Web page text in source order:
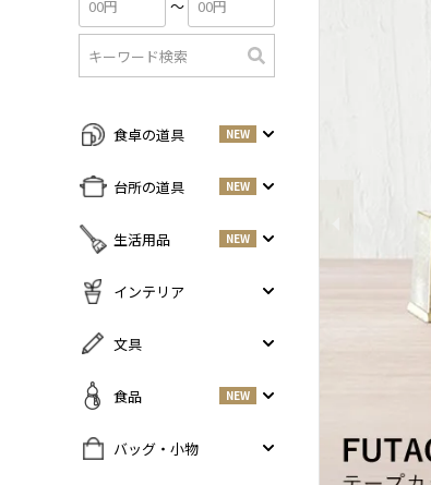
〜
検
食卓の道具 NEW
すべての商品をみる
丼・小鉢
グラス・タンブラー
NEW
トレイ・コースター・鍋しき
お弁当グッズ
台所の道具 NEW
すべての商品をみる
鍋・フライパン
NEW
調理器具
保存容器
その他キッチンツール
生活用品 NEW
すべての商品をみる
美容ケア
NEW
インテリア
すべての商品をみる
香・ろうそく
文具
すべての商品をみる
PCアクセサリー
食品 NEW
すべての商品を見る
バッグ・小物